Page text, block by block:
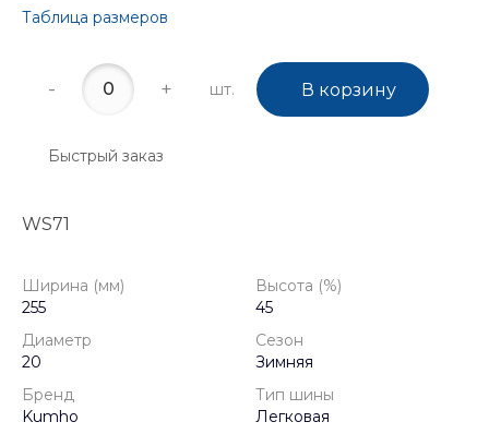
Таблица размеров
- + шт. В корзину
Быстрый заказ
WS71
Ширина (мм)
255
Высота (%)
45
Диаметр
20
Сезон
Зимняя
Бренд
Kumho
Тип шины
Легковая